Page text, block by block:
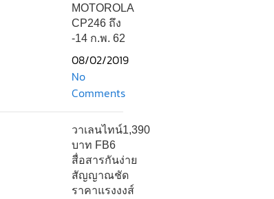
MOTOROLA
CP246 ถึง
-14 ก.พ. 62
08/02/2019
No
Comments
วาเลนไทน์1,390
บาท FB6
สื่อสารกันง่าย
สัญญาณชัด
ราคาแรงงงส์